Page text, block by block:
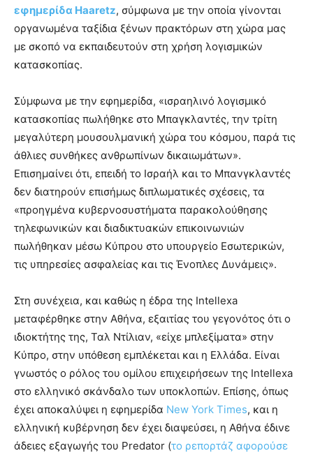
εφημερίδα Haaretz, σύμφωνα με την οποία γίνονται
οργανωμένα ταξίδια ξένων πρακτόρων στη χώρα μας
με σκοπό να εκπαιδευτούν στη χρήση λογισμικών
κατασκοπίας.
Σύμφωνα με την εφημερίδα, «ισραηλινό λογισμικό
κατασκοπίας πωλήθηκε στο Μπαγκλαντές, την τρίτη
μεγαλύτερη μουσουλμανική χώρα του κόσμου, παρά τις
άθλιες συνθήκες ανθρωπίνων δικαιωμάτων».
Επισημαίνει ότι, επειδή το Ισραήλ και το Μπανγκλαντές
δεν διατηρούν επισήμως διπλωματικές σχέσεις, τα
«προηγμένα κυβερνοσυστήματα παρακολούθησης
τηλεφωνικών και διαδικτυακών επικοινωνιών
πωλήθηκαν μέσω Κύπρου στο υπουργείο Εσωτερικών,
τις υπηρεσίες ασφαλείας και τις Ένοπλες Δυνάμεις».
Στη συνέχεια, και καθώς η έδρα της Intellexa
μεταφέρθηκε στην Αθήνα, εξαιτίας του γεγονότος ότι ο
ιδιοκτήτης της, Ταλ Ντίλιαν, «είχε μπλεξίματα» στην
Κύπρο, στην υπόθεση εμπλέκεται και η Ελλάδα. Είναι
γνωστός ο ρόλος του ομίλου επιχειρήσεων της Intellexa
στο ελληνικό σκάνδαλο των υποκλοπών. Επίσης, όπως
έχει αποκαλύψει η εφημερίδα New York Times, και η
ελληνική κυβέρνηση δεν έχει διαψεύσει, η Αθήνα έδινε
άδειες εξαγωγής του Predator (το ρεπορτάζ αφορούσε